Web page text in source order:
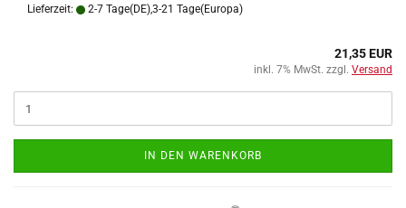
Lieferzeit: 2-7 Tage(DE),3-21 Tage(Europa)
21,35 EUR
inkl. 7% MwSt. zzgl. Versand
IN DEN WARENKORB